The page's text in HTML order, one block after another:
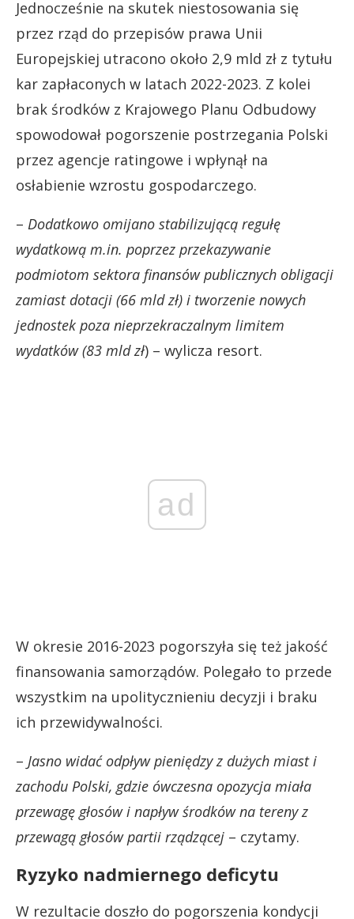
Jednocześnie na skutek niestosowania się
przez rząd do przepisów prawa Unii
Europejskiej utracono około 2,9 mld zł z tytułu
kar zapłaconych w latach 2022-2023. Z kolei
brak środków z Krajowego Planu Odbudowy
spowodował pogorszenie postrzegania Polski
przez agencje ratingowe i wpłynął na
osłabienie wzrostu gospodarczego.
– Dodatkowo omijano stabilizującą regułę
wydatkową m.in. poprzez przekazywanie
podmiotom sektora finansów publicznych obligacji
zamiast dotacji (66 mld zł) i tworzenie nowych
jednostek poza nieprzekraczalnym limitem
wydatków (83 mld zł) – wylicza resort.
ad
W okresie 2016-2023 pogorszyła się też jakość
finansowania samorządów. Polegało to przede
wszystkim na upolitycznieniu decyzji i braku
ich przewidywalności.
– Jasno widać odpływ pieniędzy z dużych miast i
zachodu Polski, gdzie ówczesna opozycja miała
przewagę głosów i napływ środków na tereny z
przewagą głosów partii rządzącej – czytamy.
Ryzyko nadmiernego deficytu
W rezultacie doszło do pogorszenia kondycji